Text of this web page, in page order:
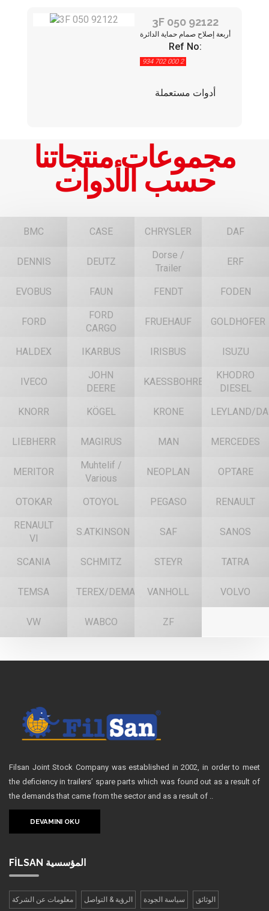
3F 050 92122
أربعة إصلاح صمام حماية الدائرة
Ref No:
934 702 000 2
أدوات مستعملة
مجموعات منتجاتنا
حسب الأدوات
BMC CASE CHRYSLER DAF
DENNIS DEUTZ
Dorse /
Trailer
ERF
EVOBUS FAUN FENDT FODEN
FORD
FORD
CARGO
FRUEHAUF GOLDHOFER
HALDEX IKARBUS IRISBUS ISUZU
IVECO
JOHN
DEERE
KAESSBOHRER
KHODRO
DIESEL
KNORR KÖGEL KRONE LEYLAND/
LIEBHERR MAGIRUS MAN MERCEDES
MERITOR
Muhtelif /
Various
NEOPLAN OPTARE
OTOKAR OTOYOL PEGASO RENAULT
RENAULT
VI
S.ATKINSON SAF SANOS
SCANIA SCHMITZ STEYR TATRA
TEMSA TEREX/DEMAG VANHOLL VOLVO
VW WABCO ZF
Filsan Joint Stock Company was established in 2002, in order to meet
the deficiency in trailers’ spare parts which was found out as a result of
the demands that came from the sector and as a result of ..
DEVAMINI OKU
FİLSAN المؤسسية
معلومات عن الشركة الرؤية & التواصل سياسة الجودة الوثائق